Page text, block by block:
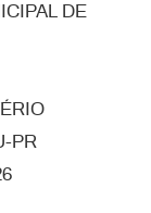
DE
PR